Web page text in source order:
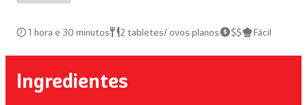
1 hora e 30 minutos 2 tabletes/ ovos planos $$ Fácil
Ingredientes